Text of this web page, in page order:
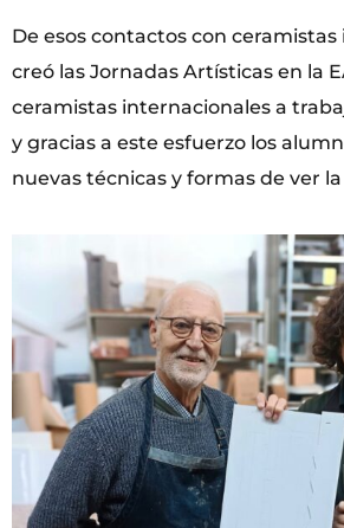
De esos contactos con
creó las Jornadas Artísticas en la
ceramistas internacionales a
y gracias a este esfuerzo los
nuevas técnicas y formas de ver